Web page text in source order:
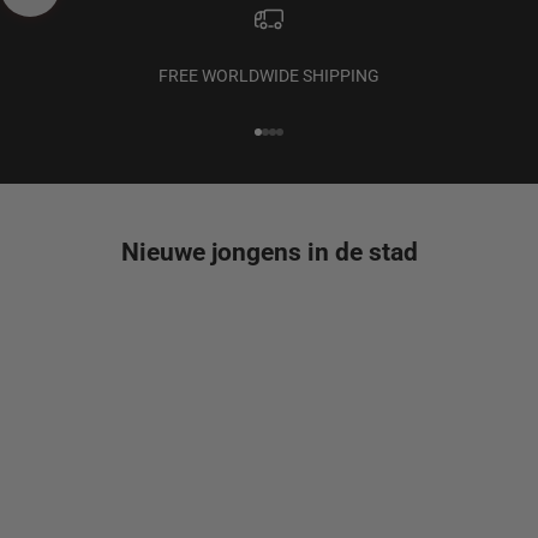
FREE WORLDWIDE SHIPPING
Naar artikel 1
Naar artikel 2
Naar artikel 3
Naar artikel 4
Nieuwe jongens in de stad